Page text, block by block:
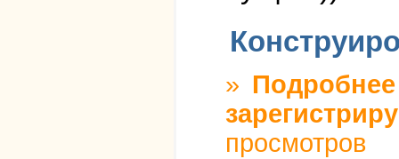
» Подробнее
просмотров